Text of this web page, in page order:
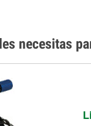
necesitas